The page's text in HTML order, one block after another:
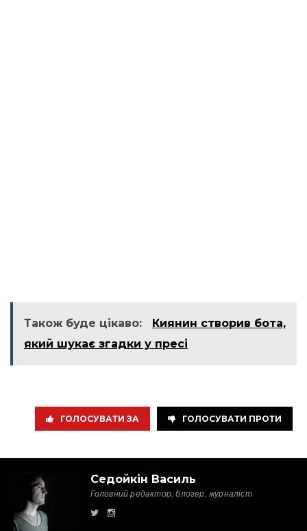
Також буде цікаво:
Киянин створив бота,
який шукає згадки у пресі
ГОЛОСУВАТИ ЗА ГОЛОСУВАТИ ПРОТИ
Седойкін Василь
Головний редактор, блогер, журналіст